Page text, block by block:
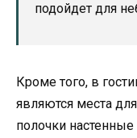
подойдет для
Кроме того, в
являются места
полочки